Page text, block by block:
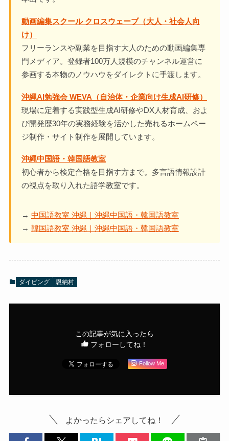
動画編集スクール クロスウェーブ（大人・社会人向
け）
フリーランスや副業を目指す大人のための動画編集専
門メディア。登録者100万人規模のチャンネル運営に
参画する本物のノウハウをダイレクトに手渡します。
沖縄AI勉強会 WEVA（自治体・企業向け生成AI研修）
現場に定着する実践型生成AI研修やDX人材育成、およ
び開発歴30年の実務経験を活かした売れるホームペー
ジ制作・サイト制作を展開しています。
沖縄中国語・韓国語教室
初心者から検定合格を目指す方まで。多言語情報設計
の視点を取り入れた語学教室です。
→ 中国語教室 沖縄｜沖縄中国語・韓国語教室
→ 韓国語教室 沖縄｜沖縄中国語・韓国語教室
ダイビング 恩納村
この記事が気に入ったら
フォローしてね！
Follow Me
よかったらシェアしてね！